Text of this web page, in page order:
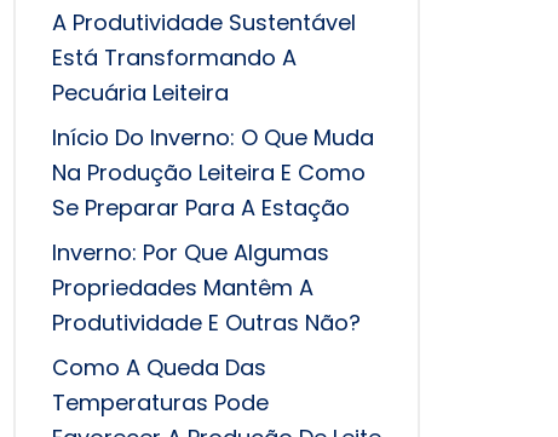
A Produtividade Sustentável
Está Transformando A
Pecuária Leiteira
Início Do Inverno: O Que Muda
Na Produção Leiteira E Como
Se Preparar Para A Estação
Inverno: Por Que Algumas
Propriedades Mantêm A
Produtividade E Outras Não?
Como A Queda Das
Temperaturas Pode